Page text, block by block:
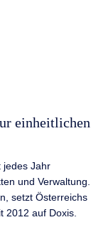
einheitlichen
jedes Jahr
und Verwaltung.
setzt Österreichs
2012 auf Doxis.